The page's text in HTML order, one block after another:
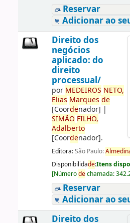
Reservar
Adicionar ao
Direito dos
negócios
aplicado: do
direito
processual/
por MEDEIROS NETO,
Elias Marques de
[Coordenador] |
SIMÃO FILHO,
Adalberto
[Coordenador].
Editora:São Paulo:
Disponibilidade:Itens
[Númerodechamada:
Reservar
Adicionar ao
Direito dos